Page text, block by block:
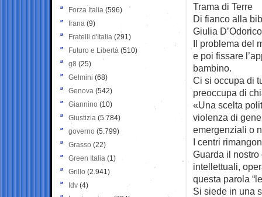
Trama di Terre
Di fianco alla
Giulia
Il problema del
e poi fissare
bambino.
Ci si occupa di
preoccupa di
«Una scelta
violenza di
emergenziali o
I centri
Guarda il
intellettuali,
questa parola
Si siede in una
Forza Italia (596)
frana (9)
Fratelli d'Italia (291)
Futuro e Libertà (510)
g8 (25)
Gelmini (68)
Genova (542)
Giannino (10)
Giustizia (5.784)
governo (5.799)
Grasso (22)
Green Italia (1)
Grillo (2.941)
Idv (4)